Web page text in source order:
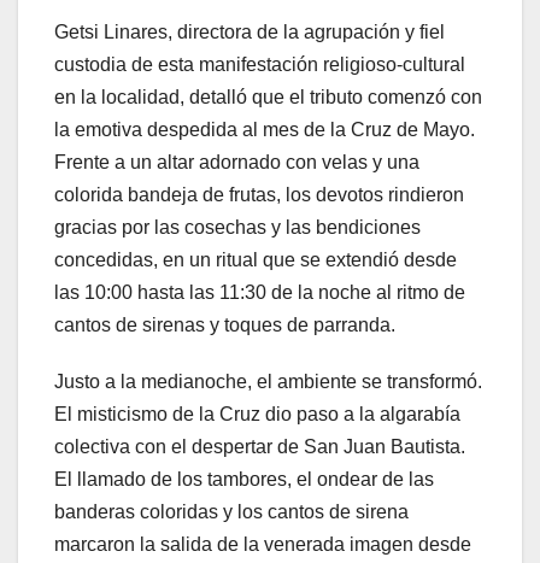
Getsi Linares, directora de la agrupación y fiel
custodia de esta manifestación religioso-cultural
en la localidad, detalló que el tributo comenzó con
la emotiva despedida al mes de la Cruz de Mayo.
Frente a un altar adornado con velas y una
colorida bandeja de frutas, los devotos rindieron
gracias por las cosechas y las bendiciones
concedidas, en un ritual que se extendió desde
las 10:00 hasta las 11:30 de la noche al ritmo de
cantos de sirenas y toques de parranda.
Justo a la medianoche, el ambiente se transformó.
El misticismo de la Cruz dio paso a la algarabía
colectiva con el despertar de San Juan Bautista.
El llamado de los tambores, el ondear de las
banderas coloridas y los cantos de sirena
marcaron la salida de la venerada imagen desde